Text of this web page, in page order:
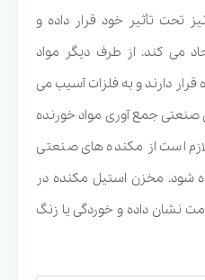
تحت تأثیر خود قرار داده و
می کند. از طرف دیگر مواد
قرار دارند و به فلزات آسیب می
جمع آوری مواد خورنده
است از مکنده های صنعتی
شود. مخزن استیل مکنده در
نشان داده و خوردگی یا زنگ